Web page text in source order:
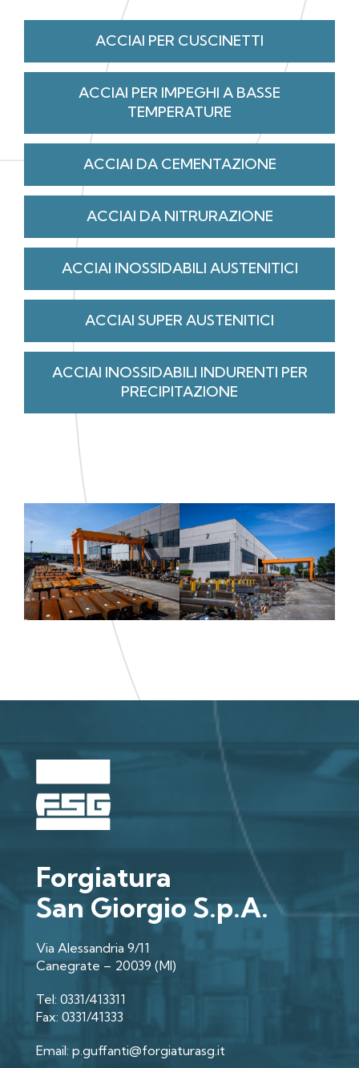
ACCIAI PER CUSCINETTI
ACCIAI PER IMPEGHI A BASSE
TEMPERATURE
ACCIAI DA CEMENTAZIONE
ACCIAI DA NITRURAZIONE
ACCIAI INOSSIDABILI AUSTENITICI
ACCIAI SUPER AUSTENITICI
ACCIAI INOSSIDABILI INDURENTI PER
PRECIPITAZIONE
Forgiatura
San Giorgio S.p.A.
Via Alessandria 9/11
Canegrate – 20039 (MI)
Tel: 0331/413311
Fax: 0331/41333
Email: p.guffanti@forgiaturasg.it